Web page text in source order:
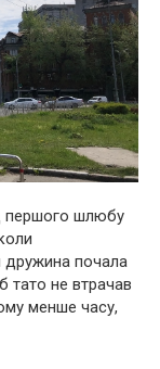
першого шлюбу
дружина почала
тато не втрачав
менше часу,